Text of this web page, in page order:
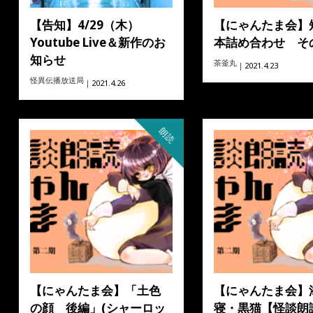
【告知】4/29（木）
Youtube Live＆新作のお
知らせ
怪異伝播放送局 ｜2021.4.26
【にゃんたま会
本詰め合わせ そ
茶釜丸 ｜2021.4.23
朗読
【にゃんたま会】「土色
の顔 後編」(シャーロッ
【にゃんたま会
寝・黒猫【怪談朗